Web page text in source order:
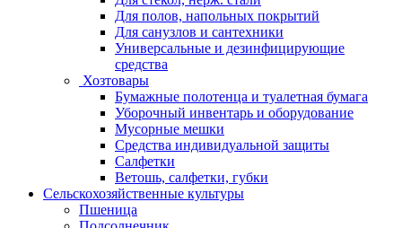
Для полов, напольных покрытий
Для санузлов и сантехники
Универсальные и дезинфицирующие
средства
Хозтовары
Бумажные полотенца и туалетная бумага
Уборочный инвентарь и оборудование
Мусорные мешки
Средства индивидуальной защиты
Салфетки
Ветошь, салфетки, губки
Сельскохозяйственные культуры
Пшеница